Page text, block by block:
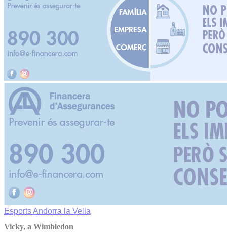
EsportsAndorra la Vella
Vicky, a Wimbledon